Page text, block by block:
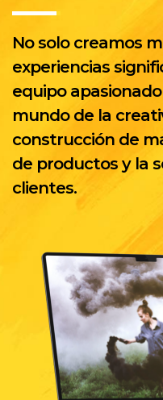
No solo creamos
experiencias
equipo
mundo de la
construcción de
de productos y la
clientes.